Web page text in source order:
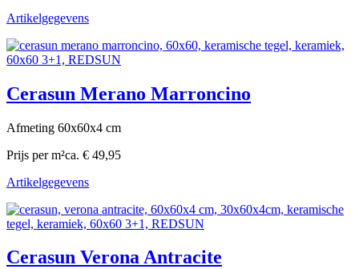
Artikelgegevens
Cerasun Merano Marroncino
Afmeting 60x60x4 cm
Prijs per m²ca. € 49,95
Artikelgegevens
Cerasun Verona Antracite